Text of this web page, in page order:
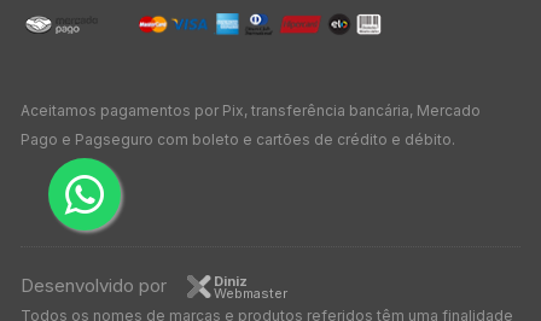
Aceitamos pagamentos por Pix, transferência bancária, Mercado
Pago e Pagseguro com boleto e cartões de crédito e débito.
Desenvolvido por Diniz
Webmaster
Todos os nomes de marcas e produtos referidos têm uma finalidade